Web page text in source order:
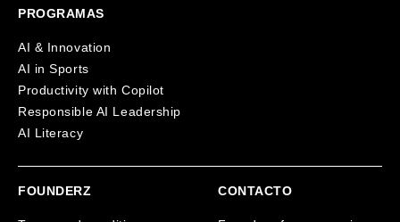
PROGRAMAS
AI & Innovation
AI in Sports
Productivity with Copilot
Responsible AI Leadership
AI Literacy
FOUNDERZ CONTACTO